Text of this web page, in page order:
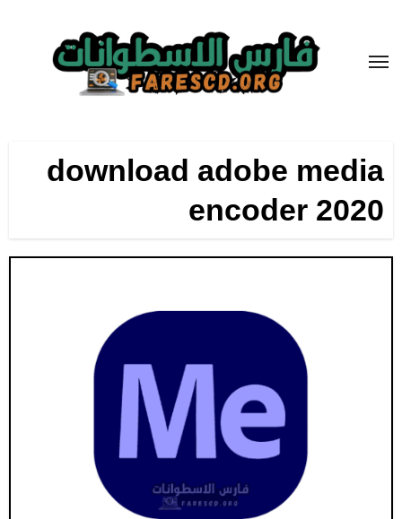
المحتوى
download adobe media
encoder 2020